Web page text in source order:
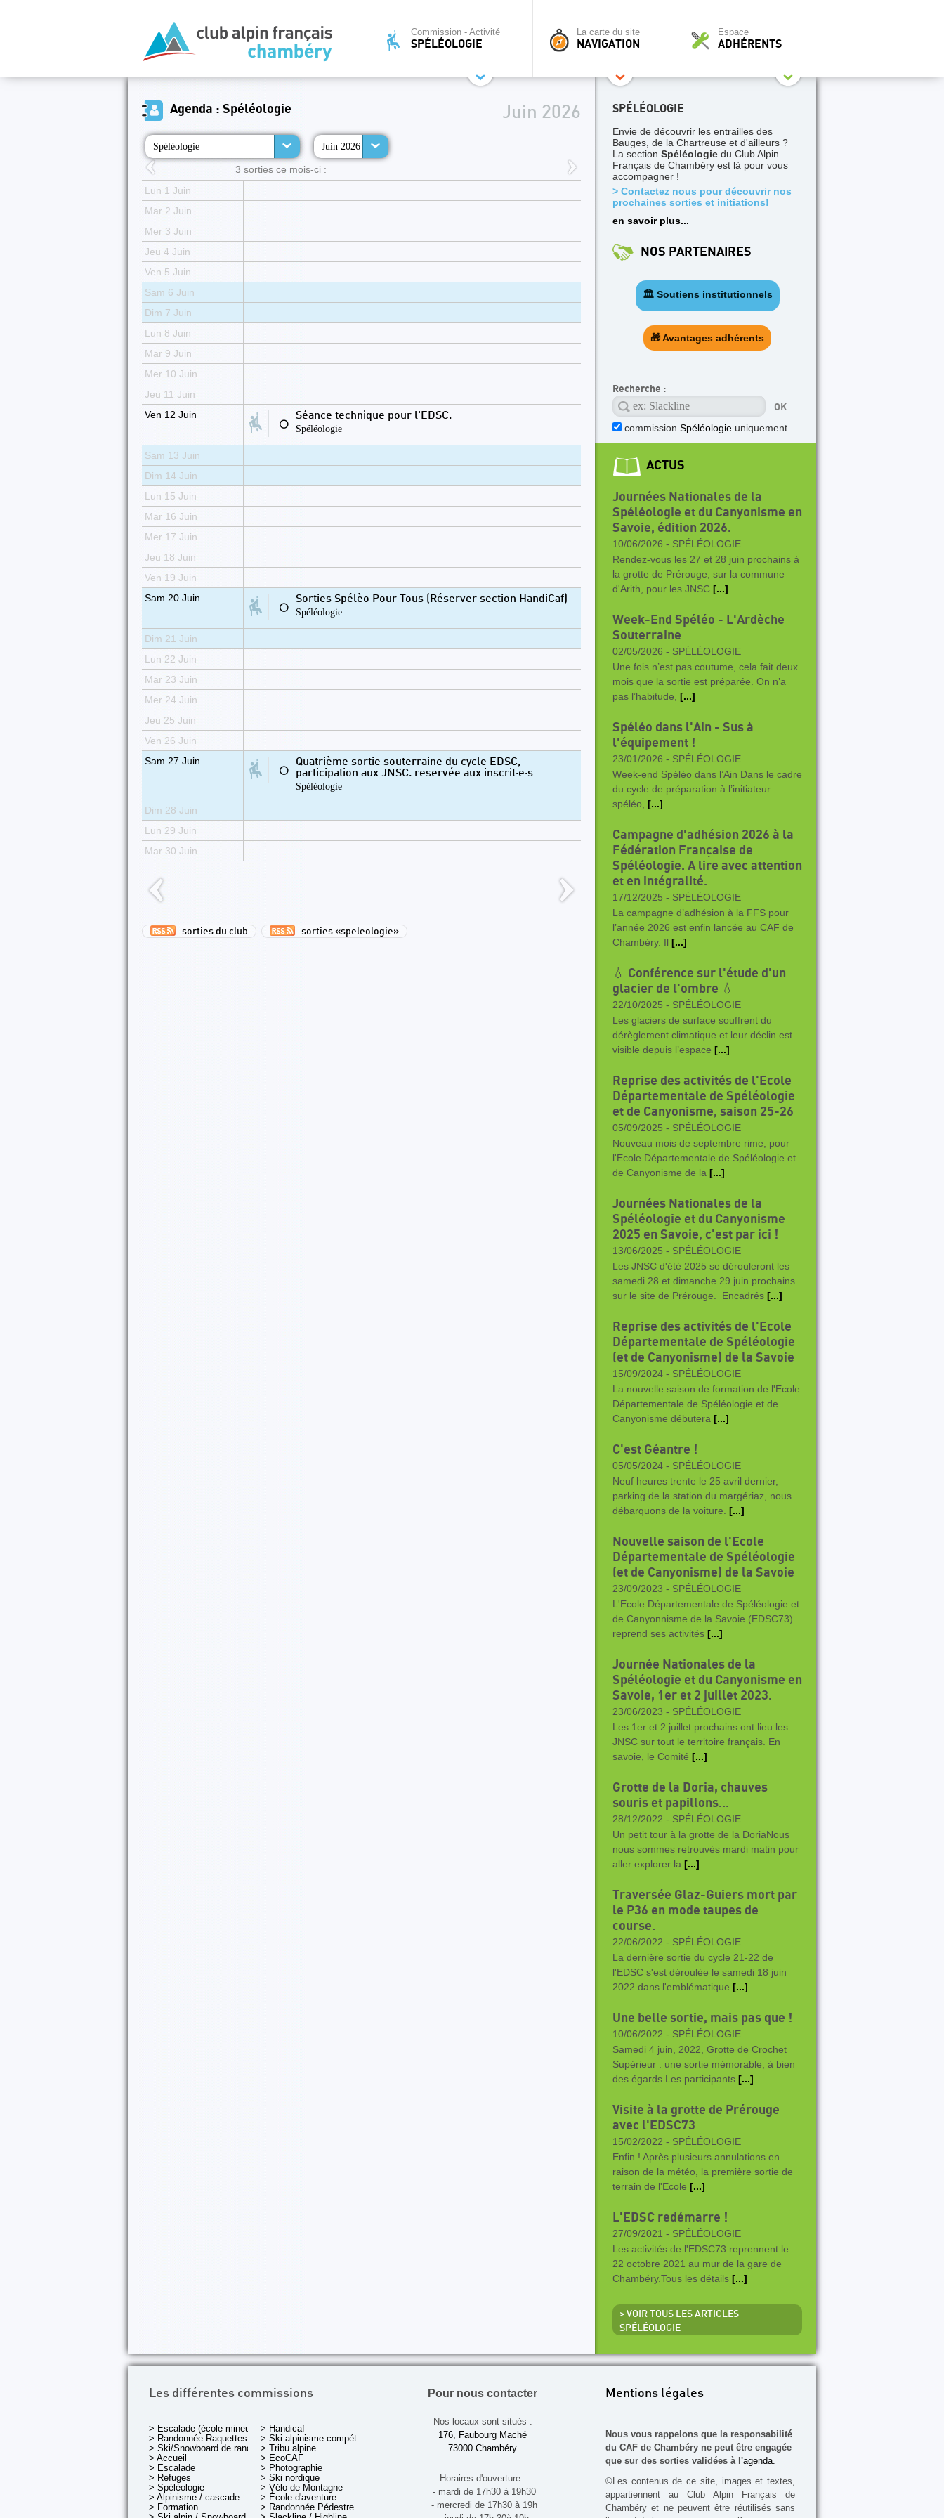
Commission - Activité
SPÉLÉOLOGIE
La carte du site
NAVIGATION
Espace
ADHÉRENTS
Agenda : Spéléologie
Spéléologie Juin 2026
Juin 2026
3 sorties ce mois-ci :
Lun 1 Juin
Mar 2 Juin
Mer 3 Juin
Jeu 4 Juin
Ven 5 Juin
Sam 6 Juin
Dim 7 Juin
Lun 8 Juin
Mar 9 Juin
Mer 10 Juin
Jeu 11 Juin
Ven 12 Juin
⚪
Séance technique pour l'EDSC.
Spéléologie
Sam 13 Juin
Dim 14 Juin
Lun 15 Juin
Mar 16 Juin
Mer 17 Juin
Jeu 18 Juin
Ven 19 Juin
Sam 20 Juin
⚪
Sorties Spélèo Pour Tous (Réserver section HandiCaf)
Spéléologie
Dim 21 Juin
Lun 22 Juin
Mar 23 Juin
Mer 24 Juin
Jeu 25 Juin
Ven 26 Juin
Sam 27 Juin
⚪
Quatrième sortie souterraine du cycle EDSC,
participation aux JNSC. reservée aux inscrit·e·s
Spéléologie
Dim 28 Juin
Lun 29 Juin
Mar 30 Juin
sorties du club sorties «speleologie»
SPÉLÉOLOGIE
Envie de découvrir les entrailles des
Bauges, de la Chartreuse et d'ailleurs ?
La section Spéléologie du Club Alpin
Français de Chambéry est là pour vous
accompagner !
> Contactez nous pour découvrir nos
prochaines sorties et initiations!
en savoir plus...
NOS PARTENAIRES
🏛️ Soutiens institutionnels
🎁 Avantages adhérents
Recherche :
commission Spéléologie uniquement
ACTUS
Journées Nationales de la
Spéléologie et du Canyonisme en
Savoie, édition 2026.
10/06/2026 - SPÉLÉOLOGIE
Rendez-vous les 27 et 28 juin prochains à
la grotte de Prérouge, sur la commune
d'Arith, pour les JNSC [...]
Week-End Spéléo - L'Ardèche
Souterraine
02/05/2026 - SPÉLÉOLOGIE
Une fois n’est pas coutume, cela fait deux
mois que la sortie est préparée. On n’a
pas l’habitude, [...]
Spéléo dans l'Ain - Sus à
l'équipement !
23/01/2026 - SPÉLÉOLOGIE
Week-end Spéléo dans l’Ain Dans le cadre
du cycle de préparation à l’initiateur
spéléo, [...]
Campagne d'adhésion 2026 à la
Fédération Française de
Spéléologie. A lire avec attention
et en intégralité.
17/12/2025 - SPÉLÉOLOGIE
La campagne d’adhésion à la FFS pour
l’année 2026 est enfin lancée au CAF de
Chambéry. Il [...]
💧 Conférence sur l'étude d'un
glacier de l'ombre 💧
22/10/2025 - SPÉLÉOLOGIE
Les glaciers de surface souffrent du
dérèglement climatique et leur déclin est
visible depuis l’espace [...]
Reprise des activités de l'Ecole
Départementale de Spéléologie
et de Canyonisme, saison 25-26
05/09/2025 - SPÉLÉOLOGIE
Nouveau mois de septembre rime, pour
l'Ecole Départementale de Spéléologie et
de Canyonisme de la [...]
Journées Nationales de la
Spéléologie et du Canyonisme
2025 en Savoie, c'est par ici !
13/06/2025 - SPÉLÉOLOGIE
Les JNSC d'été 2025 se dérouleront les
samedi 28 et dimanche 29 juin prochains
sur le site de Prérouge. Encadrés [...]
Reprise des activités de l'Ecole
Départementale de Spéléologie
(et de Canyonisme) de la Savoie
15/09/2024 - SPÉLÉOLOGIE
La nouvelle saison de formation de l'Ecole
Départementale de Spéléologie et de
Canyonisme débutera [...]
C'est Géantre !
05/05/2024 - SPÉLÉOLOGIE
Neuf heures trente le 25 avril dernier,
parking de la station du margériaz, nous
débarquons de la voiture. [...]
Nouvelle saison de l'Ecole
Départementale de Spéléologie
(et de Canyonisme) de la Savoie
23/09/2023 - SPÉLÉOLOGIE
L'Ecole Départementale de Spéléologie et
de Canyonnisme de la Savoie (EDSC73)
reprend ses activités [...]
Journée Nationales de la
Spéléologie et du Canyonisme en
Savoie, 1er et 2 juillet 2023.
23/06/2023 - SPÉLÉOLOGIE
Les 1er et 2 juillet prochains ont lieu les
JNSC sur tout le territoire français. En
savoie, le Comité [...]
Grotte de la Doria, chauves
souris et papillons...
28/12/2022 - SPÉLÉOLOGIE
Un petit tour à la grotte de la DoriaNous
nous sommes retrouvés mardi matin pour
aller explorer la [...]
Traversée Glaz-Guiers mort par
le P36 en mode taupes de
course.
22/06/2022 - SPÉLÉOLOGIE
La dernière sortie du cycle 21-22 de
l'EDSC s'est déroulée le samedi 18 juin
2022 dans l'emblématique [...]
Une belle sortie, mais pas que !
10/06/2022 - SPÉLÉOLOGIE
Samedi 4 juin, 2022, Grotte de Crochet
Supérieur : une sortie mémorable, à bien
des égards.Les participants [...]
Visite à la grotte de Prérouge
avec l'EDSC73
15/02/2022 - SPÉLÉOLOGIE
Enfin ! Après plusieurs annulations en
raison de la météo, la première sortie de
terrain de l'Ecole [...]
L'EDSC redémarre !
27/09/2021 - SPÉLÉOLOGIE
Les activités de l'EDSC73 reprennent le
22 octobre 2021 au mur de la gare de
Chambéry.Tous les détails [...]
> VOIR TOUS LES ARTICLES
SPÉLÉOLOGIE
Les différentes commissions
> Escalade (école mineurs)
> Randonnée Raquettes
> Ski/Snowboard de rando.
> Accueil
> Escalade
> Refuges
> Spéléologie
> Alpinisme / cascade
> Formation
> Handicaf
> Ski alpinisme compét.
> Tribu alpine
> EcoCAF
> Photographie
> Ski nordique
> Vélo de Montagne
> École d'aventure
> Randonnée Pédestre
Pour nous contacter
Nos locaux sont situés :
176, Faubourg Maché
73000 Chambéry
Horaires d'ouverture :
- mardi de 17h30 à 19h30
- mercredi de 17h30 à 19h
Mentions légales
Nous vous rappelons que la responsabilité
du CAF de Chambéry ne peut être engagée
que sur des sorties validées à l'agenda.
©Les contenus de ce site, images et textes,
appartiennent au Club Alpin Français de
Chambéry et ne peuvent être réutilisés sans